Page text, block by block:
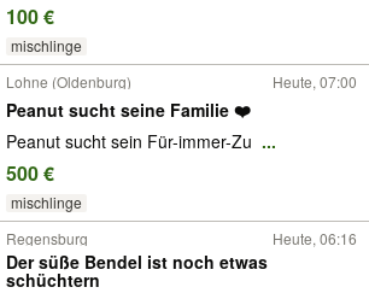
100 €
mischlinge
Lohne (Oldenburg) Heute, 07:00
Peanut sucht seine Familie ❤️
Peanut sucht sein Für-immer-Zu ...
500 €
mischlinge
Regensburg Heute, 06:16
Der süße Bendel ist noch etwas
schüchtern